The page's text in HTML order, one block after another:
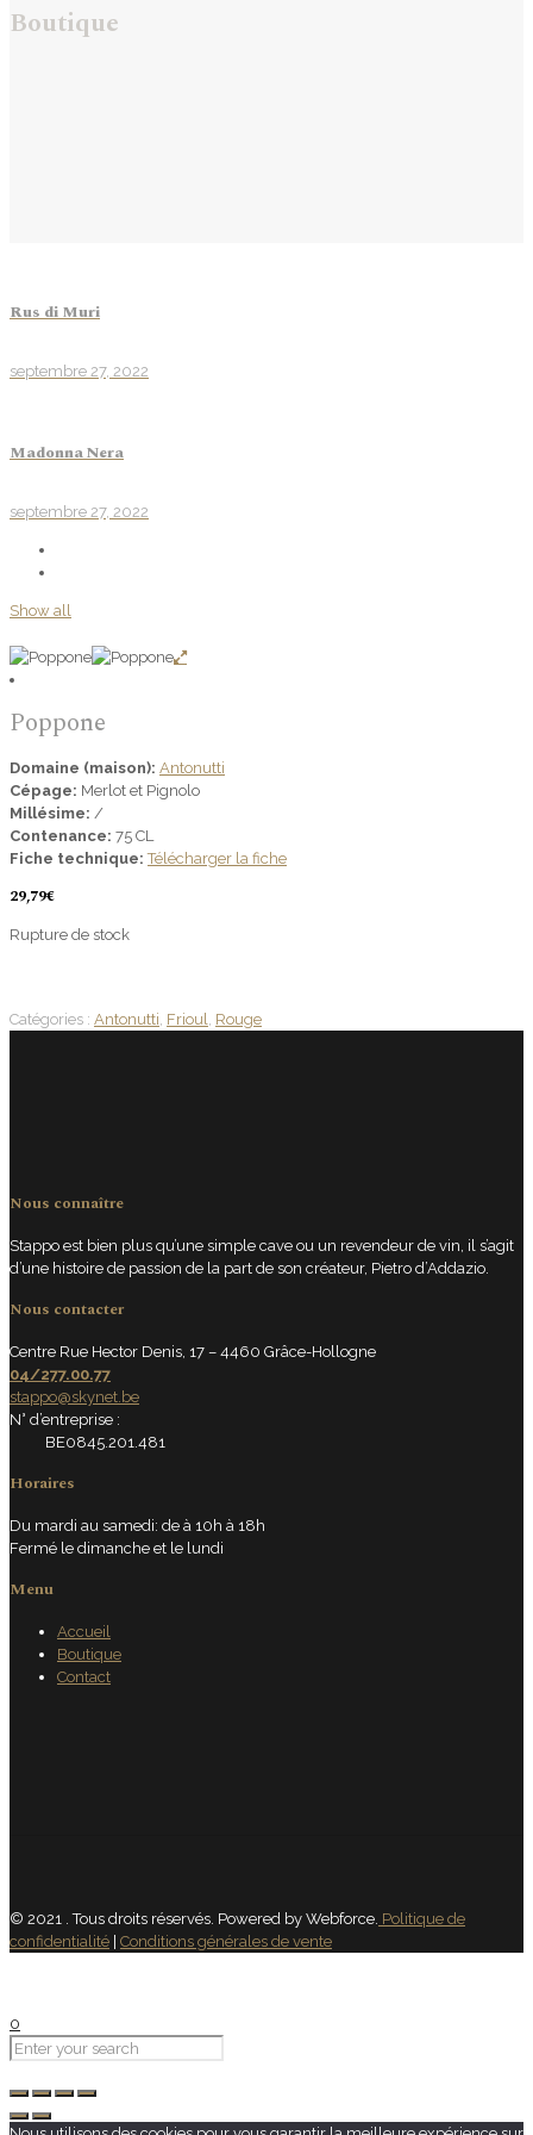
Boutique
Rus di Muri
septembre 27, 2022
Madonna Nera
septembre 27, 2022
Show all
Poppone
Domaine (maison): Antonutti
Cépage: Merlot et Pignolo
Millésime: /
Contenance: 75 CL
Fiche technique: Télécharger la fiche
29,79€
Rupture de stock
Catégories : Antonutti, Frioul, Rouge
Nous connaître
Stappo est bien plus qu’une simple cave ou un revendeur de vin, il s’agit
d’une histoire de passion de la part de son créateur, Pietro d’Addazio.
Nous contacter
Centre Rue Hector Denis, 17 – 4460 Grâce-Hollogne
04/277.00.77
stappo@skynet.be
N° d’entreprise :
BE0845.201.481
Horaires
Du mardi au samedi: de à 10h à 18h
Fermé le dimanche et le lundi
Menu
Accueil
Boutique
Contact
© 2021 . Tous droits réservés. Powered by Webforce. Politique de
confidentialité Conditions générales de vente
0